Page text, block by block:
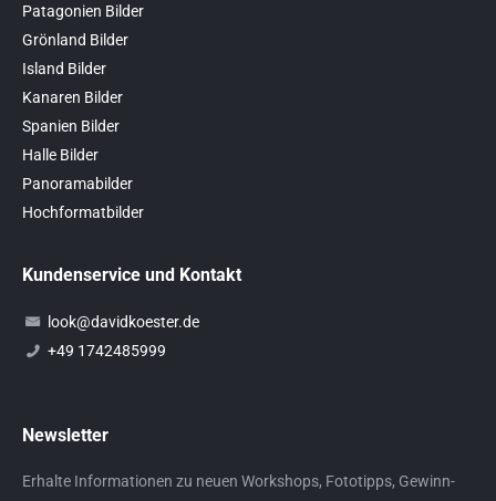
Patagonien Bilder
Grönland Bilder
Island Bilder
Kanaren Bilder
Spanien Bilder
Halle Bilder
Panoramabilder
Hochformatbilder
Kundenservice und Kontakt
look@davidkoester.de
+49 1742485999
Newsletter
Erhalte Informationen zu neuen Workshops, Fototipps, Gewinn-